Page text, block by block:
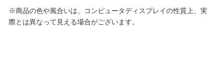
※商品の色や風合いは、コンピュータディスプレイの性質上、実
際とは異なって見える場合がございます。